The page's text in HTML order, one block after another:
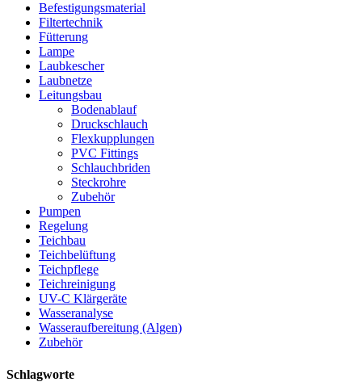
Befestigungsmaterial
Filtertechnik
Fütterung
Lampe
Laubkescher
Laubnetze
Leitungsbau
Bodenablauf
Druckschlauch
Flexkupplungen
PVC Fittings
Schlauchbriden
Steckrohre
Zubehör
Pumpen
Regelung
Teichbau
Teichbelüftung
Teichpflege
Teichreinigung
UV-C Klärgeräte
Wasseranalyse
Wasseraufbereitung (Algen)
Zubehör
Schlagworte